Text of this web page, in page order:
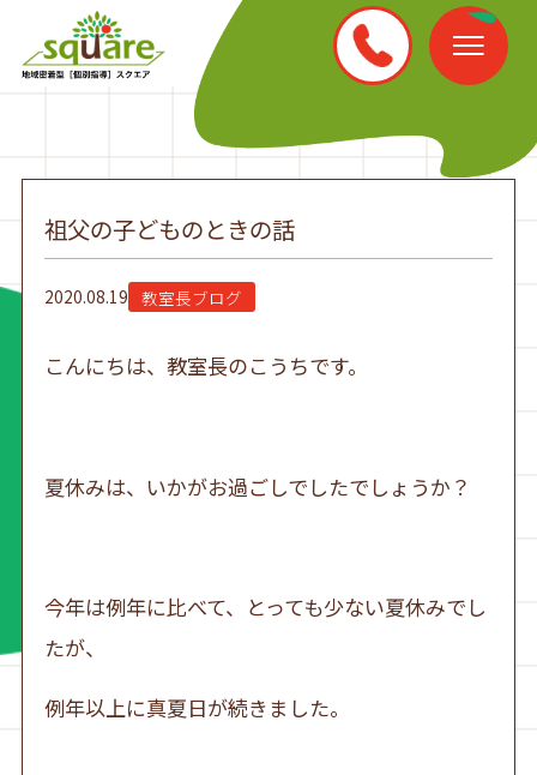
祖父の子どものときの話
2020.08.19 教室長ブログ
こんにちは、教室長のこうちです。
夏休みは、いかがお過ごしでしたでしょうか？
今年は例年に比べて、とっても少ない夏休みでし
たが、
例年以上に真夏日が続きました。